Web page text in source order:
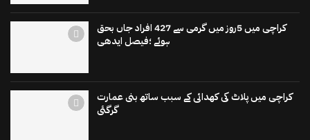
کراچی میں 5روز میں گرمی سے 427 افراد جاں بحق
ہوئے ؛فیصل ایدھی
کراچی میں پلاٹ کی کھدائی کے سبب ساتھ بنی عمارت
گرگئی